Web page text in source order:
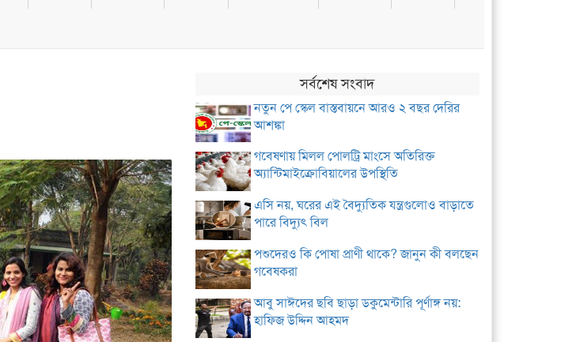
সর্বশেষ সংবাদ
নতুন পে স্কেল বাস্তবায়নে আরও ২ বছর দেরির
আশঙ্কা
গবেষণায় মিলল পোলট্রি মাংসে অতিরিক্ত
অ্যান্টিমাইক্রোবিয়ালের উপস্থিতি
এসি নয়, ঘরের এই বৈদ্যুতিক যন্ত্রগুলোও বাড়াতে
পারে বিদ্যুৎ বিল
পশুদেরও কি পোষা প্রাণী থাকে? জানুন কী বলছেন
গবেষকরা
আবু সাঈদের ছবি ছাড়া ডকুমেন্টারি পূর্ণাঙ্গ নয়:
হাফিজ উদ্দিন আহমদ